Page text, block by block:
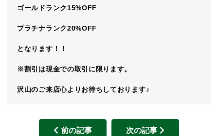
ゴールドランク15%OFF
プラチナランク20%OFF
となります！！
※割引は現金での取引に限ります。
沢山のご来店心よりお待ちしております♪
前の記事 次の記事